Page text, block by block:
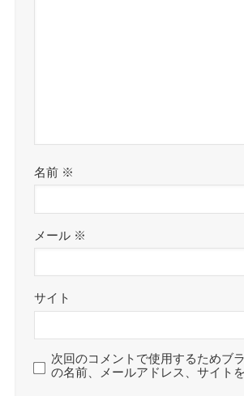
名前 ※
メール ※
サイト
次回のコメントで使用するためブ
の名前、メールアドレス、サイト